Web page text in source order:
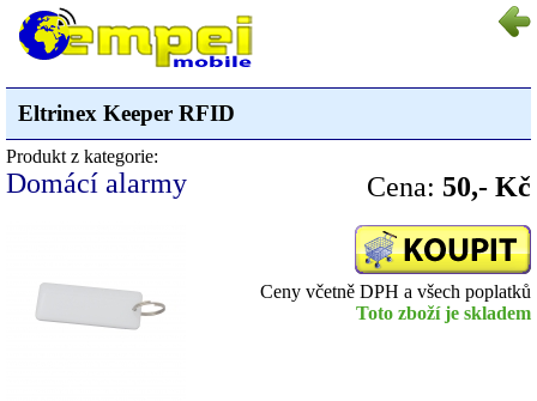
Eltrinex Keeper RFID
Produkt z kategorie:
Domácí alarmy Cena: 50,- Kč
Ceny včetně DPH a všech poplatků
Toto zboží je skladem